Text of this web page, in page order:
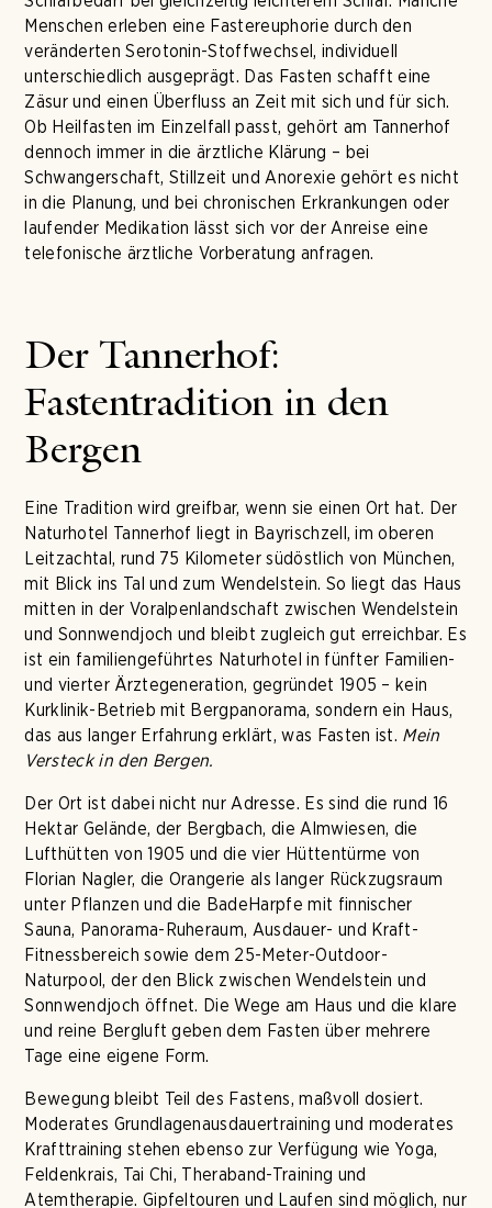
Menschen erleben eine Fastereuphorie durch den
veränderten Serotonin-Stoffwechsel, individuell
unterschiedlich ausgeprägt. Das Fasten schafft eine
Zäsur und einen Überfluss an Zeit mit sich und für sich.
Ob Heilfasten im Einzelfall passt, gehört am Tannerhof
dennoch immer in die ärztliche Klärung – bei
Schwangerschaft, Stillzeit und Anorexie gehört es nicht
in die Planung, und bei chronischen Erkrankungen oder
laufender Medikation lässt sich vor der Anreise eine
telefonische ärztliche Vorberatung anfragen.
Der Tannerhof:
Fastentradition in den
Bergen
Eine Tradition wird greifbar, wenn sie einen Ort hat. Der
Naturhotel Tannerhof liegt in Bayrischzell, im oberen
Leitzachtal, rund 75 Kilometer südöstlich von München,
mit Blick ins Tal und zum Wendelstein. So liegt das Haus
mitten in der Voralpenlandschaft zwischen Wendelstein
und Sonnwendjoch und bleibt zugleich gut erreichbar. Es
ist ein familiengeführtes Naturhotel in fünfter Familien-
und vierter Ärztegeneration, gegründet 1905 – kein
Kurklinik-Betrieb mit Bergpanorama, sondern ein Haus,
das aus langer Erfahrung erklärt, was Fasten ist. Mein
Versteck in den Bergen.
Der Ort ist dabei nicht nur Adresse. Es sind die rund 16
Hektar Gelände, der Bergbach, die Almwiesen, die
Lufthütten von 1905 und die vier Hüttentürme von
Florian Nagler, die Orangerie als langer Rückzugsraum
unter Pflanzen und die BadeHarpfe mit finnischer
Sauna, Panorama-Ruheraum, Ausdauer- und Kraft-
Fitnessbereich sowie dem 25-Meter-Outdoor-
Naturpool, der den Blick zwischen Wendelstein und
Sonnwendjoch öffnet. Die Wege am Haus und die klare
und reine Bergluft geben dem Fasten über mehrere
Tage eine eigene Form.
Bewegung bleibt Teil des Fastens, maßvoll dosiert.
Moderates Grundlagenausdauertraining und moderates
Krafttraining stehen ebenso zur Verfügung wie Yoga,
Feldenkrais, Tai Chi, Theraband-Training und
Atemtherapie. Gipfeltouren und Laufen sind möglich, nur